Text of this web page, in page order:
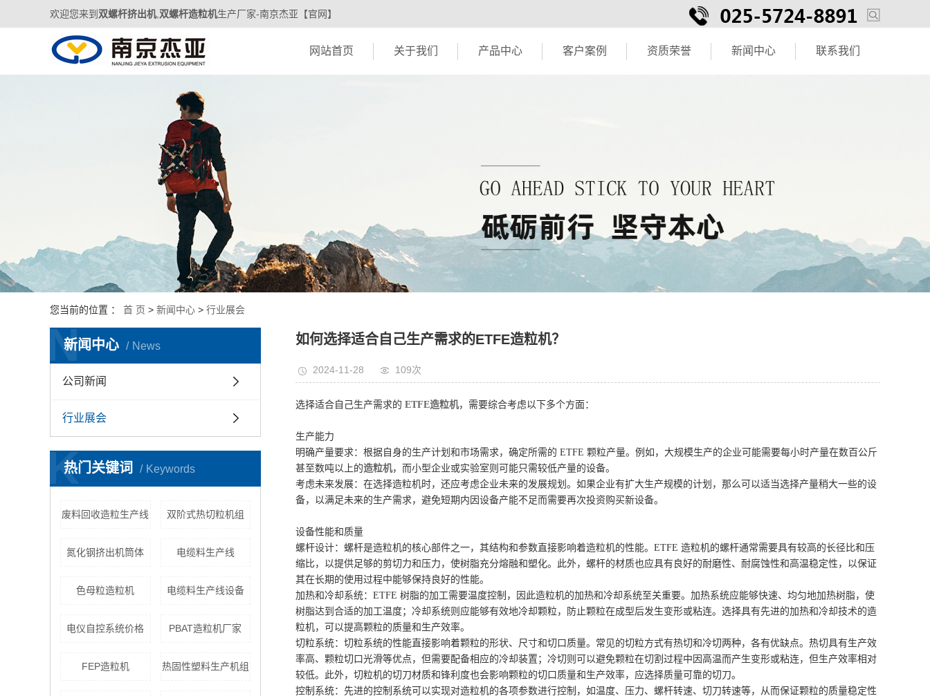
欢迎您来到 双螺杆挤出机, 双螺杆造粒机生产厂家-南京杰亚【官网】
网站首页 关于我们 产品中心
挤出机备件
客户案例 资质荣誉 新闻中心 联系我们
您当前的位置 ： 首 页 > 新闻中心 > 行业展会
新闻中心 News
N
公司新闻
行业展会
热门关键词 Keywords
K
废料回收造粒生产线 双阶式热切粒机组
氮化钢挤出机筒体 电缆料生产线
色母粒造粒机 电缆料生产线设备
电仪自控系统价格 PBAT造粒机厂家
FEP造粒机 热固性塑料生产机组
如何选择适合自己生产需求的ETFE造粒机？
2024-11-28 109次
选择适合自己生产需求的 ETFE造粒机，需要综合考虑以下多个方面：
生产能力
明确产量要求：根据自身的生产计划和市场需求，确定所需的 ETFE 颗粒产量。例如，大规模生产的企业可能需要每小时产量在数百公斤
甚至数吨以上的造粒机，而小型企业或实验室则可能只需较低产量的设备。
考虑未来发展：在选择造粒机时，还应考虑企业未来的发展规划。如果企业有扩大生产规模的计划，那么可以适当选择产量稍大一些的设
备，以满足未来的生产需求，避免短期内因设备产能不足而需要再次投资购买新设备。
设备性能和质量
螺杆设计：螺杆是造粒机的核心部件之一，其结构和参数直接影响着造粒机的性能。ETFE 造粒机的螺杆通常需要具有较高的长径比和压
缩比，以提供足够的剪切力和压力，使树脂充分熔融和塑化。此外，螺杆的材质也应具有良好的耐磨性、耐腐蚀性和高温稳定性，以保证
其在长期的使用过程中能够保持良好的性能。
加热和冷却系统：ETFE 树脂的加工需要温度控制，因此造粒机的加热和冷却系统至关重要。加热系统应能够快速、均匀地加热树脂，使
树脂达到合适的加工温度；冷却系统则应能够有效地冷却颗粒，防止颗粒在成型后发生变形或粘连。选择具有先进的加热和冷却技术的造
粒机，可以提高颗粒的质量和生产效率。
切粒系统：切粒系统的性能直接影响着颗粒的形状、尺寸和切口质量。常见的切粒方式有热切和冷切两种，各有优缺点。热切具有生产效
率高、颗粒切口光滑等优点，但需要配备相应的冷却装置；冷切则可以避免颗粒在切割过程中因高温而产生变形或粘连，但生产效率相对
较低。此外，切粒机的切刀材质和锋利度也会影响颗粒的切口质量和生产效率，应选择质量可靠的切刀。
控制系统：先进的控制系统可以实现对造粒机的各项参数进行控制，如温度、压力、螺杆转速、切刀转速等，从而保证颗粒的质量稳定性